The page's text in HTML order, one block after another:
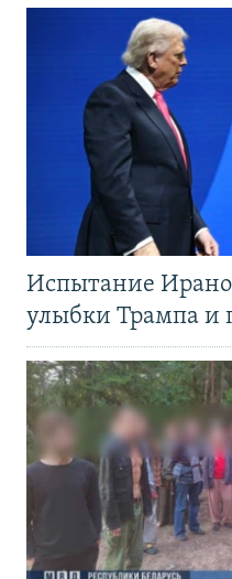
Испытание
улыбки Трампа и